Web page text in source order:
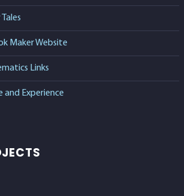
Maker Website
Links
and Experience